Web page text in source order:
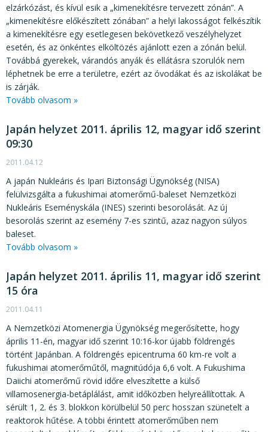
elzárkózást, és kívül esik a „kimenekítésre tervezett zónán”. A
„kimenekítésre előkészített zónában” a helyi lakosságot felkészítik
a kimenekítésre egy esetlegesen bekövetkező veszélyhelyzet
esetén, és az önkéntes elköltözés ajánlott ezen a zónán belül.
Továbbá gyerekek, várandós anyák és ellátásra szorulók nem
léphetnek be erre a területre, ezért az óvodákat és az iskolákat be
is zárják.
Tovább olvasom »
Japán helyzet 2011. április 12, magyar idő szerint
09:30
2011.04.12
A japán Nukleáris és Ipari Biztonsági Ügynökség (NISA)
felülvizsgálta a fukushimai atomerőmű-baleset Nemzetközi
Nukleáris Eseményskála (INES) szerinti besorolását. Az új
besorolás szerint az esemény 7-es szintű, azaz nagyon súlyos
baleset.
Tovább olvasom »
Japán helyzet 2011. április 11, magyar idő szerint
15 óra
2011.04.11
A Nemzetközi Atomenergia Ügynökség megerősítette, hogy
április 11-én, magyar idő szerint 10:16-kor újabb földrengés
történt Japánban. A földrengés epicentruma 60 km-re volt a
fukushimai atomerőműtől, magnitúdója 6,6 volt. A Fukushima
Daiichi atomerőmű rövid időre elveszítette a külső
villamosenergia-betáplálást, amit időközben helyreállítottak. A
sérült 1, 2. és 3. blokkon körülbelül 50 perc hosszan szünetelt a
reaktorok hűtése. A többi érintett atomerőműben nem